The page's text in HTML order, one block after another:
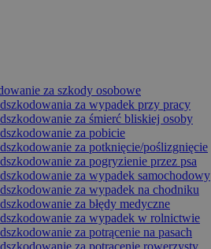
za szkody osobowe
za wypadek przy pracy
za śmierć bliskiej osoby
za pobicie
za potknięcie/poślizgnięcie
za pogryzienie przez psa
za wypadek samochodowy
za wypadek na chodniku
za błędy medyczne
za wypadek w rolnictwie
za potrącenie na pasach
za potrącenie rowerzysty